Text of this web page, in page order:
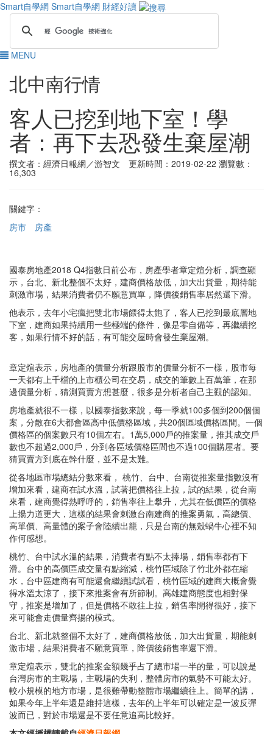
Smart自學網 Smart自學網 財經好讀
MENU
北中南行情
客人已挖到地下室！學
者：再下去恐發生棄屋潮
撰文者：經濟日報網／游智文 更新時間：2019-02-22 瀏覽數：
16,303
關鍵字：
房市
房產
國泰房地產2018 Q4指數日前公布，房產學者章定煊分析，調查顯
示，台北、新北整個不太好，建商價格放低，加大出貨量，期待能
刺激市場，結果消費者仍不願意買單，降價後銷售率居然還下滑。
他表示，去年小宅瘋把雙北市場餵得太飽了，客人已挖到最底層地
下室，建商如果持續用一些極端的條件，像是零自備等，再繼續挖
客，如果行情不好的話，有可能交屋時會發生棄屋潮。
章定煊表示，房地產的價量分析跟股市的價量分析不一樣，股市每
一天都有上千檔的上市櫃公司在交易，成交的筆數上百萬筆，在那
邊價量分析，猜測買賣方想甚麼，很多是分析者自己主觀的認知。
房地產就很不一樣，以國泰指數來說，每一季就100多個到200個個
案，分散在6大都會區高中低價格區域，共20個區域價格區間。一個
價格區的個案數只有10個左右。1萬5,000戶的推案量，推其成交戶
數也不超過2,000戶，分到各區域價格區間也不過100個購屋者。要
猜買賣方到底在幹什麼，並不是太難。
從各地區市場總結分數來看， 桃竹、台中、台南從推案量指數沒有
增加來看，建商在試水溫，試著把價格往上拉，試的結果，從台南
來看，建商覺得熱呼呼的，銷售率往上攀升，尤其在低價區的價格
上揚力道更大，這樣的結果會刺激台南建商的推案勇氣，高總價、
高單價、高量體的案子會陸續出籠，只是台南的無殼蝸牛心裡不知
作何感想。
桃竹、台中試水溫的結果，消費者有點不太捧場，銷售率都有下
滑。台中的高價區成交量有點縮減，桃竹區域除了竹北外都在縮
水，台中區建商有可能還會繼續試試看，桃竹區域的建商大概會覺
得水溫太涼了，接下來推案會有所節制。高雄建商態度也相對保
守，推案是增加了，但是價格不敢往上拉，銷售率開得很好，接下
來可能會走價量齊揚的模式。
台北、新北就整個不太好了，建商價格放低，加大出貨量，期能刺
激市場，結果消費者不願意買單，降價後銷售率還下滑。
章定煊表示，雙北的推案金額幾乎占了總市場一半的量，可以說是
台灣房市的主戰場，主戰場的失利，整體房市的氣勢不可能太好。
較小規模的地方市場，是很難帶動整體市場繼續往上。簡單的講，
如果今年上半年還是維持這樣，去年的上半年可以確定是一波反彈
波而已，對於市場還是不要任意追高比較好。